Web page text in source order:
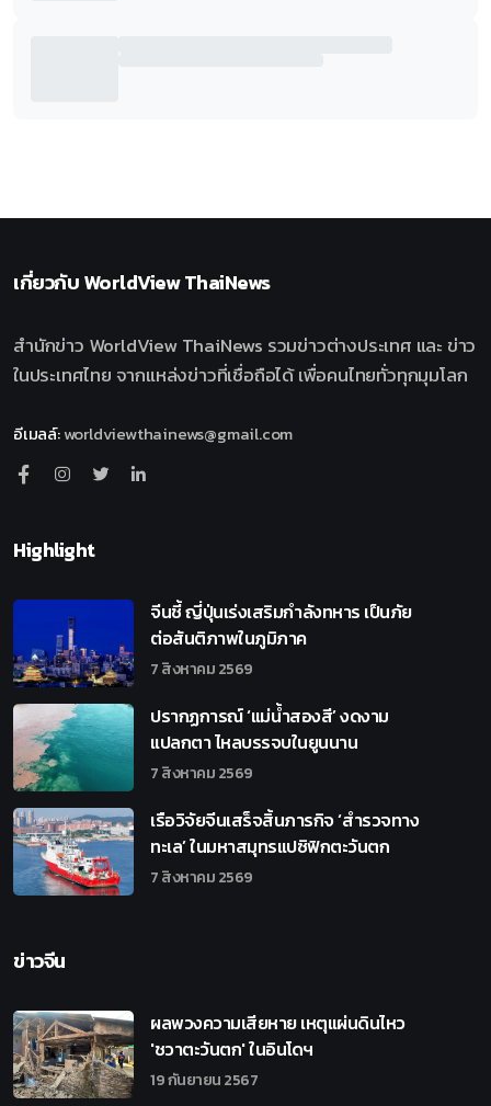
เกี่ยวกับWorldView ThaiNews
สำนักข่าว WorldView ThaiNews รวมข่าวต่างประเทศ และ ข่าว
ในประเทศไทย จากแหล่งข่าวที่เชื่อถือได้ เพื่อคนไทยทั่วทุกมุมโลก
อีเมลล์:worldviewthainews@gmail.com
Highlight
จีนชี้ ญี่ปุ่นเร่งเสริมกำลังทหาร เป็นภัย
ต่อสันติภาพในภูมิภาค
7 สิงหาคม 2569
ปรากฏการณ์ ‘แม่น้ำสองสี’ งดงาม
แปลกตา ไหลบรรจบในยูนนาน
7 สิงหาคม 2569
เรือวิจัยจีนเสร็จสิ้นภารกิจ ‘สำรวจทาง
ทะเล’ ในมหาสมุทรแปซิฟิกตะวันตก
7 สิงหาคม 2569
ข่าวจีน
ผลพวงความเสียหาย เหตุแผ่นดินไหว
'ชวาตะวันตก' ในอินโดฯ
19 กันยายน 2567